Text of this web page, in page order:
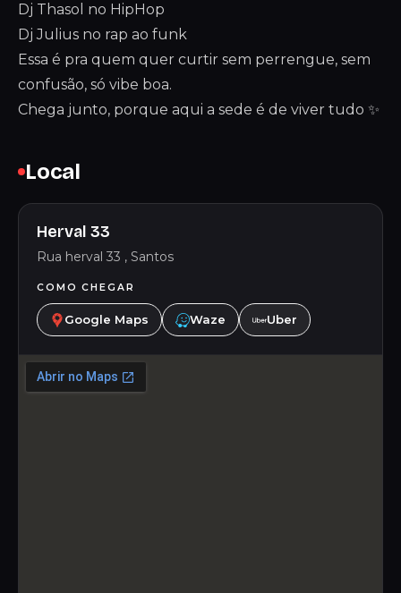
Dj Thasol no HipHop
Dj Julius no rap ao funk
Essa é pra quem quer curtir sem perrengue, sem
confusão, só vibe boa.
Chega junto, porque aqui a sede é de viver tudo ✨
Local
Herval 33
Rua herval 33 , Santos
COMO CHEGAR
Google Maps Waze Uber